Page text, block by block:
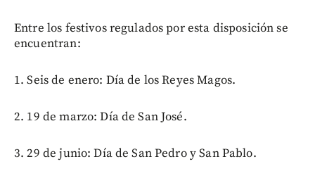
Entre los festivos regulados por esta disposición se
encuentran:
1. Seis de enero: Día de los Reyes Magos.
2. 19 de marzo: Día de San José.
3. 29 de junio: Día de San Pedro y San Pablo.